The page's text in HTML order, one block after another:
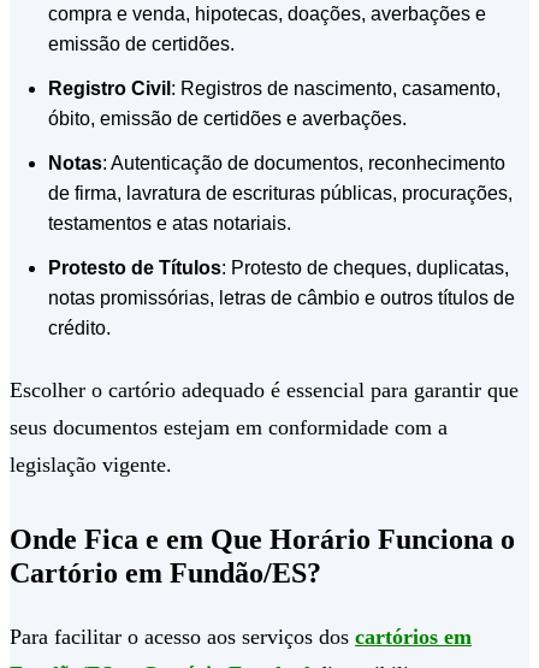
compra e venda, hipotecas, doações, averbações e
emissão de certidões.
Registro Civil : Registros de nascimento, casamento,
óbito, emissão de certidões e averbações.
Notas: Autenticação de documentos, reconhecimento
de firma, lavratura de escrituras públicas, procurações,
testamentos e atas notariais.
Protesto de Títulos: Protesto de cheques, duplicatas,
notas promissórias, letras de câmbio e outros títulos de
crédito.
Escolher o cartório adequado é essencial para garantir que
seus documentos estejam em conformidade com a
legislação vigente.
Onde Fica e em Que Horário Funciona o
Cartório em Fundão/ES?
Para facilitar o acesso aos serviços dos cartórios em